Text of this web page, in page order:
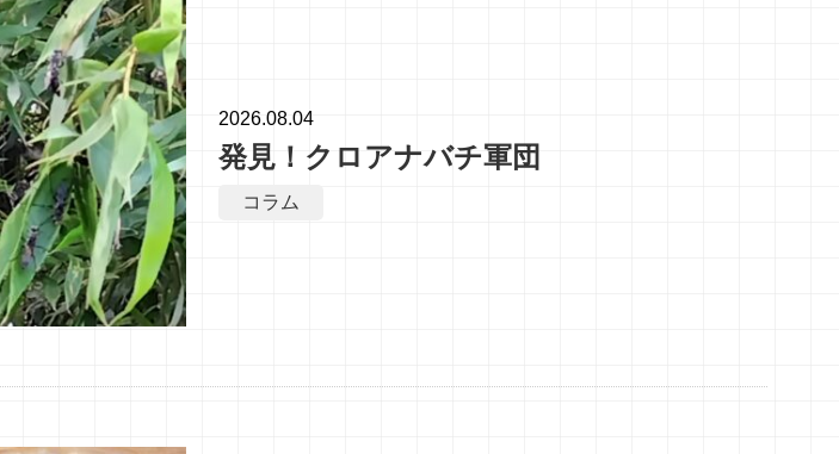
2026.08.04
発見！クロアナバチ軍団
コラム